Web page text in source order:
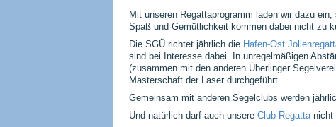
Mit unseren Regattaprogramm laden wir dazu
Spaß und Gemütlichkeit kommen dabei nicht zu
Die SGÜ richtet jährlich die Hafen-Ost
sind bei Interesse dabei. In unregelmäßigen
(zusammen mit den anderen Überlinger
Masterschaft der Laser durchgeführt.
Gemeinsam mit anderen Segelclubs werden
Und natürlich darf auch unsere Club-Regattanicht